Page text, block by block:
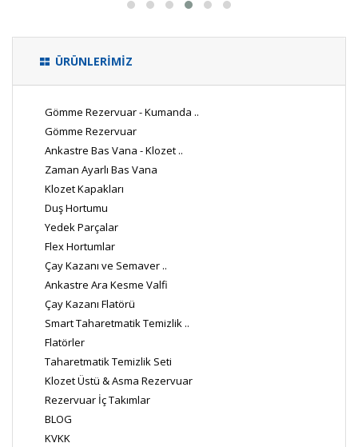
ÜRÜNLERİMİZ
Gömme Rezervuar - Kumanda ..
Gömme Rezervuar
Ankastre Bas Vana - Klozet ..
Zaman Ayarlı Bas Vana
Klozet Kapakları
Duş Hortumu
Yedek Parçalar
Flex Hortumlar
Çay Kazanı ve Semaver ..
Ankastre Ara Kesme Valfi
Çay Kazanı Flatörü
Smart Taharetmatik Temizlik ..
Flatörler
Taharetmatik Temizlik Seti
Klozet Üstü & Asma Rezervuar
Rezervuar İç Takımlar
BLOG
KVKK